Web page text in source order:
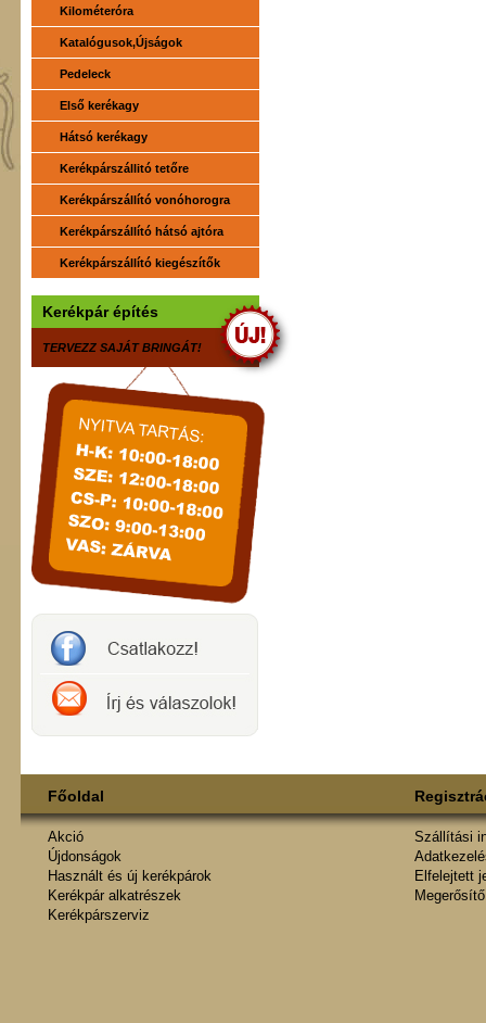
Kilométeróra
Katalógusok,Újságok
Pedeleck
Első kerékagy
Hátsó kerékagy
Kerékpárszállitó tetőre
Kerékpárszállító vonóhorogra
Kerékpárszállító hátsó ajtóra
Kerékpárszállító kiegészítők
Kerékpár építés
TERVEZZ SAJÁT BRINGÁT!
Főoldal
Akció
Újdonságok
Használt és új kerékpárok
Kerékpár alkatrészek
Kerékpárszerviz
Szállítási
Elfelejtett